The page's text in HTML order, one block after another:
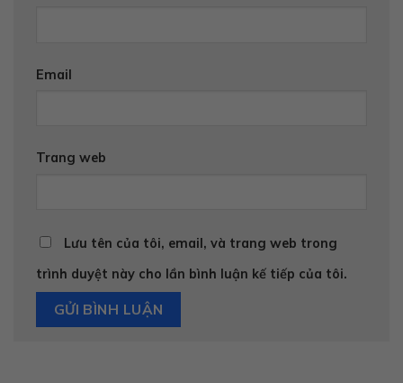
Email
Trang web
Lưu tên của tôi, email, và trang web trong
trình duyệt này cho lần bình luận kế tiếp của tôi.